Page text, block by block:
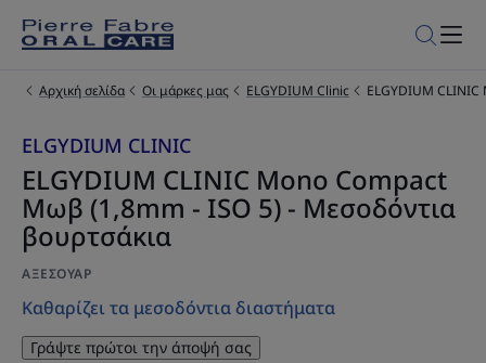
Αρχική σελίδα Οι μάρκες μας ELGYDIUM Clinic ELGYDIUM
ELGYDIUM CLINIC
ELGYDIUM CLINIC Mono Compact
Μωβ (1,8mm - ISO 5) - Μεσοδόντια
βουρτσάκια
ΑΞΕΣΟΥΆΡ
Καθαρίζει τα μεσοδόντια διαστήματα
Γράψτε πρώτοι την άποψή σας